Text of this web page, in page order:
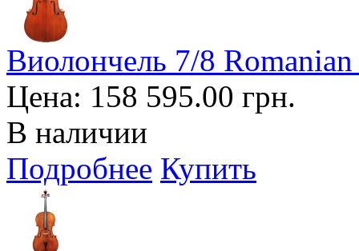
Виолончель 7/8
Цена: 158 595.00 грн.
В наличии
Подробнее Купить